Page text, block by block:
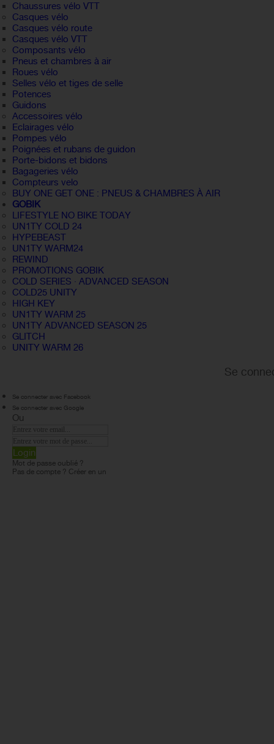
Chaussures vélo VTT
Casques vélo
Casques vélo route
Casques vélo VTT
Composants vélo
Pneus et chambres à air
Roues vélo
Selles vélo et tiges de selle
Potences
Guidons
Accessoires vélo
Eclairages vélo
Pompes vélo
Poignées et rubans de guidon
Porte-bidons et bidons
Bagageries vélo
Compteurs velo
BUY ONE GET ONE : PNEUS & CHAMBRES À AIR
GOBIK
LIFESTYLE NO BIKE TODAY
UN1TY COLD 24
HYPEBEAST
UN1TY WARM24
REWIND
PROMOTIONS GOBIK
COLD SERIES · ADVANCED SEASON
COLD25 UNITY
HIGH KEY
UN1TY WARM 25
UN1TY ADVANCED SEASON 25
GLITCH
UNITY WARM 26
Se
Se connecter avec Facebook
Se connecter avec Google
Ou
Login
Mot de passe oublié ?
Pas de compte ? Créer en un